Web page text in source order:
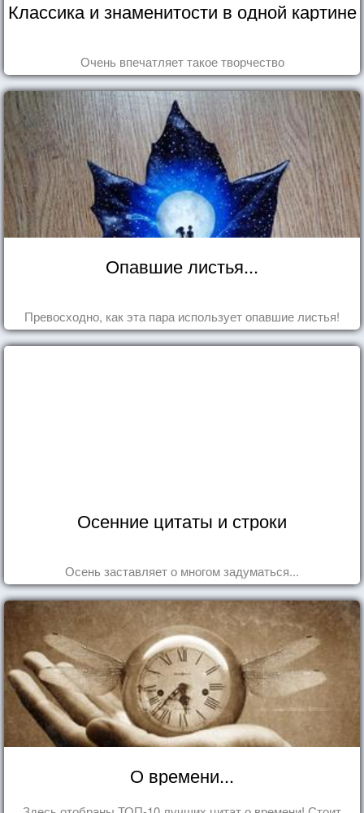
Классика и знаменитости в одной картине
Очень впечатляет такое творчество
Опавшие листья...
Превосходно, как эта пара использует опавшие листья!
Осенние цитаты и строки
Осень заставляет о многом задуматься...
О времени...